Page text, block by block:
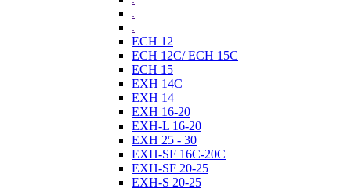
.
.
ECH 12
ECH 12C/ ECH 15C
ECH 15
EXH 14C
EXH 14
EXH 16-20
EXH-L 16-20
EXH 25 - 30
EXH-SF 16C-20C
EXH-SF 20-25
EXH-S 20-25